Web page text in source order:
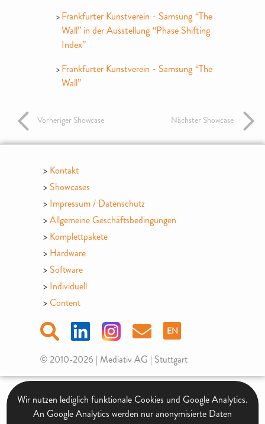
Frankfurter Kunstverein - Samsung “The
Wall” in der Ausstellung “Phase Shifting
Index”
Frankfurter Kunstverein - Samsung “The
Wall”
Vorheriger Showcase Nächster Showcase
Wir nutzen lediglich funktionale Cookies und Google Analytics.
An Google Analytics werden nur anonymisierte Daten
Kontakt
Showcases
Impressum / Datenschutz
Allgemeine Geschäftsbedingungen
Komplettpakete
Hardware
Software
Individuell
Content
EN
© 2010-2026 | Mediativ AG | Stuttgart